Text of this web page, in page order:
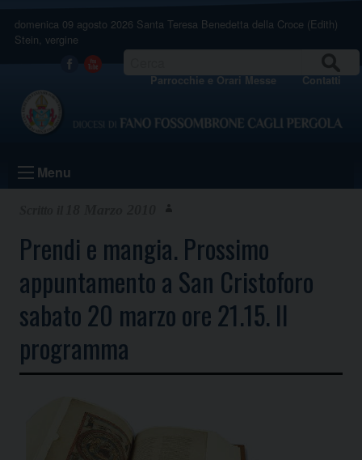
content
domenica 09 agosto 2026 Santa Teresa Benedetta della Croce (Edith)
Stein, vergine
Facebook
Youtube Parrocchie e Orari Messe Contatti
Menu
Prendi e mangia. Prossimo
appuntamento a San Cristoforo
sabato 20 marzo ore 21.15. Il
programma